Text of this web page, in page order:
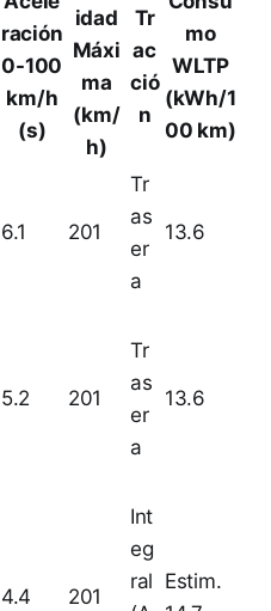
ración
0-100
km/h
(s)
idad
Máxi
ma
(km/
h)
Tr
ac
ció
n
mo
WLTP
(kWh/1
00 km)
6.1 201
Tr
as
er
a
13.6
5.2 201
Tr
as
er
a
13.6
4.4 201
Int
eg
ral Estim.